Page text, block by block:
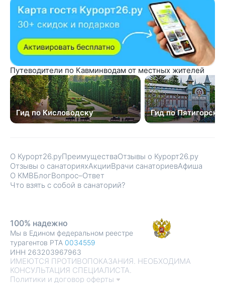
Путеводители по Кавминводам от местных жителей
Гид по Кисловодску Гид по Пятигорску
О Курорт26.руПреимуществаОтзывы о Курорт26.ру
Отзывы о санаторияхАкцииВрачи санаториевАфиша
О КМВБлогВопрос–Ответ
Что взять с собой в санаторий?
ИМЕЮТСЯ ПРОТИВОПОКАЗАНИЯ. НЕОБХОДИМА
КОНСУЛЬТАЦИЯ СПЕЦИАЛИСТА.
Политики и договор оферты
100% надежно
Мы в Едином федеральном реестре
турагентов РТА 0034559
ИНН 263203967963